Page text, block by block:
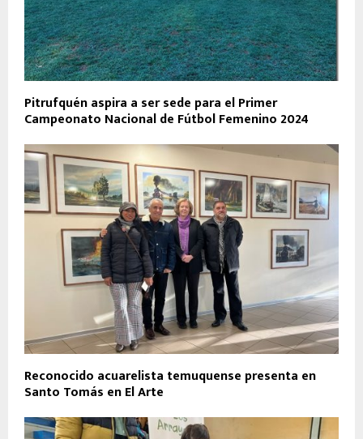
Pitrufquén aspira a ser sede para el Primer
Campeonato Nacional de Fútbol Femenino 2024
Reconocido acuarelista temuquense presenta en
Santo Tomás en El Arte